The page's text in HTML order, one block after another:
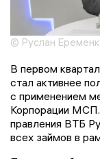
© Руслан
В первом
стал активнее
с применением
Корпорации
правления ВТБ
всех займов в